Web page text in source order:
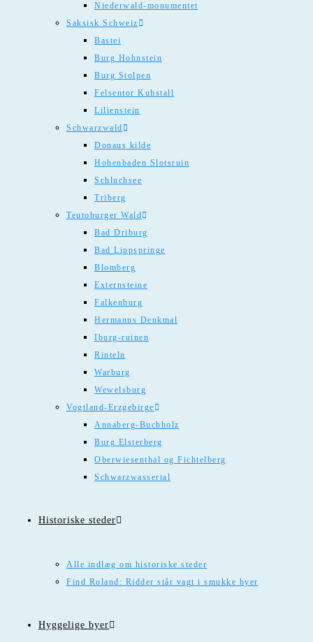
Niederwald-monumentet
Saksisk Schweiz
Bastei
Burg Hohnstein
Burg Stolpen
Felsentor Kuhstall
Lilienstein
Schwarzwald
Donaus kilde
Hohenbaden Slotsruin
Schluchsee
Triberg
Teutoburger Wald
Bad Driburg
Bad Lippspringe
Blomberg
Externsteine
Falkenburg
Hermanns Denkmal
Iburg-ruinen
Rinteln
Warburg
Wewelsburg
Vogtland-Erzgebirge
Annaberg-Buchholz
Burg Elsterberg
Oberwiesenthal og Fichtelberg
Schwarzwassertal
Historiske steder
Alle indlæg om historiske steder
Find Roland: Ridder står vagt i smukke byer
Hyggelige byer